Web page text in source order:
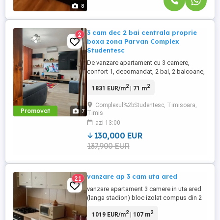
8
Promovat 7
2
3 cam dec 2 bai centrala proprie
boxa zona Parvan Complex
Studentesc
De vanzare apartament cu 3 camere,
confort 1, decomandat, 2 bai, 2 balcoane,
la etajul 4 cu acoperis de tigla, aer
euro Tel: 0736170308
1831 EUR/m2| 71 m2
Complexul%2bStudentesc, Timisoara,
Timis
azi 13:00
130,000 EUR
137,900 EUR
21 vanzare ap 3 cam uta ared
vanzare apartament 3 camere in uta ared
(langa stadion) bloc izolat compus din 2
bucatarie 2 bai incalzire centrala pe gaz,
1019 EUR/m2| 107 m2